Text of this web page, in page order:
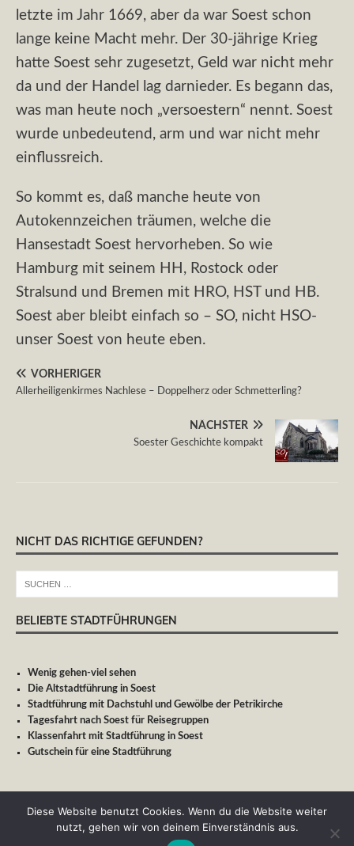
letzte im Jahr 1669, aber da war Soest schon
lange keine Macht mehr. Der 30-jährige Krieg
hatte Soest sehr zugesetzt, Geld war nicht mehr
da und der Handel lag darnieder. Es begann das,
was man heute noch „versoestern“ nennt. Soest
wurde unbedeutend, arm und war nicht mehr
einflussreich.
So kommt es, daß manche heute von
Autokennzeichen träumen, welche die
Hansestadt Soest hervorheben. So wie
Hamburg mit seinem HH, Rostock oder
Stralsund und Bremen mit HRO, HST und HB.
Soest aber bleibt einfach so – SO, nicht HSO-
unser Soest von heute eben.
VORHERIGER
Allerheiligenkirmes Nachlese – Doppelherz oder Schmetterling?
NÄCHSTER
Soester Geschichte kompakt
NICHT DAS RICHTIGE GEFUNDEN?
BELIEBTE STADTFÜHRUNGEN
Wenig gehen-viel sehen
Die Altstadtführung in Soest
Stadtführung mit Dachstuhl und Gewölbe der Petrikirche
Tagesfahrt nach Soest für Reisegruppen
Klassenfahrt mit Stadtführung in Soest
Gutschein für eine Stadtführung
Diese Website benutzt Cookies. Wenn du die Website weiter
nutzt, gehen wir von deinem Einverständnis aus.